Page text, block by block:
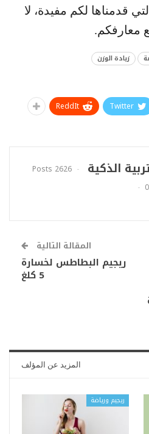
قدمناها لكم مفيدة، لا
معارفكم.
زيادة الوزن
Twitter
ReddIt
الذكية
2626 Posts
المقالة التالية
ريجيم البطاطس لخسارة
5 كلغ
المزيد عن المؤلف
ريجيم ورياضة